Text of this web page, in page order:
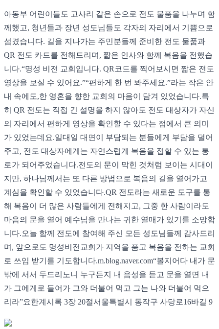
아동부 어린이들도 고사리 같은 손으로 전도 물품을 나누며 함
께했고, 청년들과 장년 성도님들도 각자의 자리에서 기쁨으로
섬겼습니다. 길을 지나가는 주민분들께 준비한 전도 물품과
QR 전도 카드를 전해드리며, 짧은 인사와 함께 복음을 전했습
니다. ​ “명성 비전 교회입니다. QR코드를 찍어보시면 짧은 전도
영상을 보실 수 있어요.” ​ “편하게 한 번 봐주세요.” ​ 라는 작은 안
내 속에도, ​ 한 영혼을 향한 교회의 마음이 담겨 있었습니다. ​ 특
히 QR 전도는 직접 긴 설명을 하지 않아도 전도 대상자가 자신
의 자리에서 편하게 영상을 확인할 수 있다는 점에서 큰 의미
가 있었는데요. ​ 일대일 대면이 부담되는 분들에게 부담을 덜어
주고, 전도 대상자에게는 자연스럽게 복음을 접할 수 있는 통
로가 되어주었습니다. ​ 전도의 문이 막힌 것처럼 보이는 시대이
지만, 하나님께서는 또 다른 방법으로 복음의 길을 열어가고
계심을 확인할 수 있었습니다. ​ QR 전도라는 새로운 도구를 통
해 복음이 더 많은 사람들에게 전해지고, 그중 한 사람이라도
마음의 문을 열어 예수님을 만나는 귀한 열매가 있기를 소망합
니다. ​ 오늘 함께 전도에 참여해 주신 모든 성도님들께 감사드리
며, 앞으로도 명성비전교회가 지역을 품고 복음을 전하는 교회
로 쓰임 받기를 기도합니다. ​ m.blog.naver.com ​ “볼지어다 내가 문
밖에 서서 두드리노니 누구든지 내 음성을 듣고 문을 열면 내
가 그에게로 들어가 그와 더불어 먹고 그는 나와 더불어 먹으
리라” ​ 요한계시록 3장 20절 ​ 서울특별시 동작구 사당로16바길 9 ​